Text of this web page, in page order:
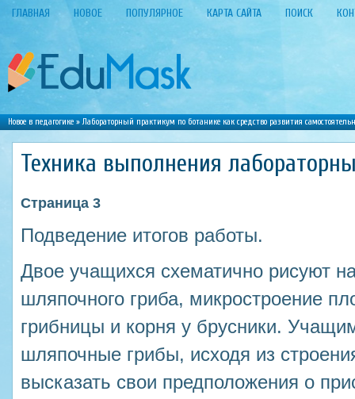
ГЛАВНАЯ НОВОЕ ПОПУЛЯРНОЕ КАРТА САЙТА ПОИСК
Новое в педагогике»Лабораторный практикум по ботанике как средство развития
Техника выполнения
Страница 3
Подведение итогов работы.
Двое учащихся схематично рисуют
шляпочного гриба, микростроение
грибницы и корня у брусники.
шляпочные грибы, исходя из
высказать свои предположения о